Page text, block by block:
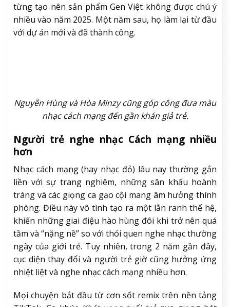
từng tạo nên sản phẩm Gen Việt không được chú ý
nhiều vào năm 2025. Một năm sau, họ làm lại từ đầu
với dự án mới và đã thành công.
Nguyễn Hùng và Hòa Minzy cũng góp công đưa màu
nhạc cách mạng đến gần khán giả trẻ.
Người trẻ nghe nhạc Cách mạng nhiều
hơn
Nhạc cách mạng (hay nhạc đỏ) lâu nay thường gắn
liền với sự trang nghiêm, những sân khấu hoành
tráng và các giọng ca gạo cội mang âm hưởng thính
phòng. Điều này vô tình tạo ra một lằn ranh thế hệ,
khiến những giai điệu hào hùng đôi khi trở nên quá
tầm và “nặng nề” so với thói quen nghe nhạc thường
ngày của giới trẻ. Tuy nhiên, trong 2 năm gần đây,
cục diện thay đổi và người trẻ giờ cũng hưởng ứng
nhiệt liệt và nghe nhạc cách mạng nhiều hơn.
Mọi chuyện bắt đầu từ cơn sốt remix trên nền tảng